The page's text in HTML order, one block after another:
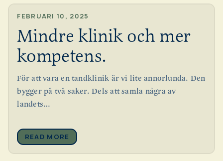
FEBRUARI 10, 2025
Mindre klinik och mer
kompetens.
För att vara en tandklinik är vi lite annorlunda. Den
bygger på två saker. Dels att samla några av
landets…
READ MORE